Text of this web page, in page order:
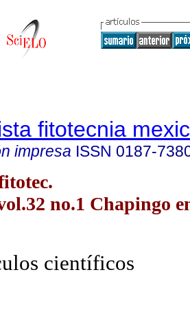
fitotecnia
impresa ISSN 0187-
no.1 Chapingo
científicos